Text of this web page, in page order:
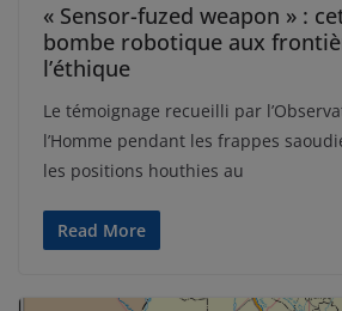
« Sensor-fuzed weapon » :
bombe robotique aux
l’éthique
Le témoignage recueilli par
l’Homme pendant les frappes
les positions houthies au
Read More